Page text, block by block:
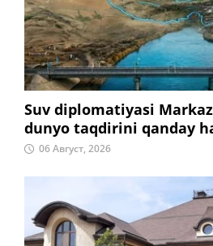
Suv diplomatiyasi
dunyo taqdirini qanday
06 Август, 2026